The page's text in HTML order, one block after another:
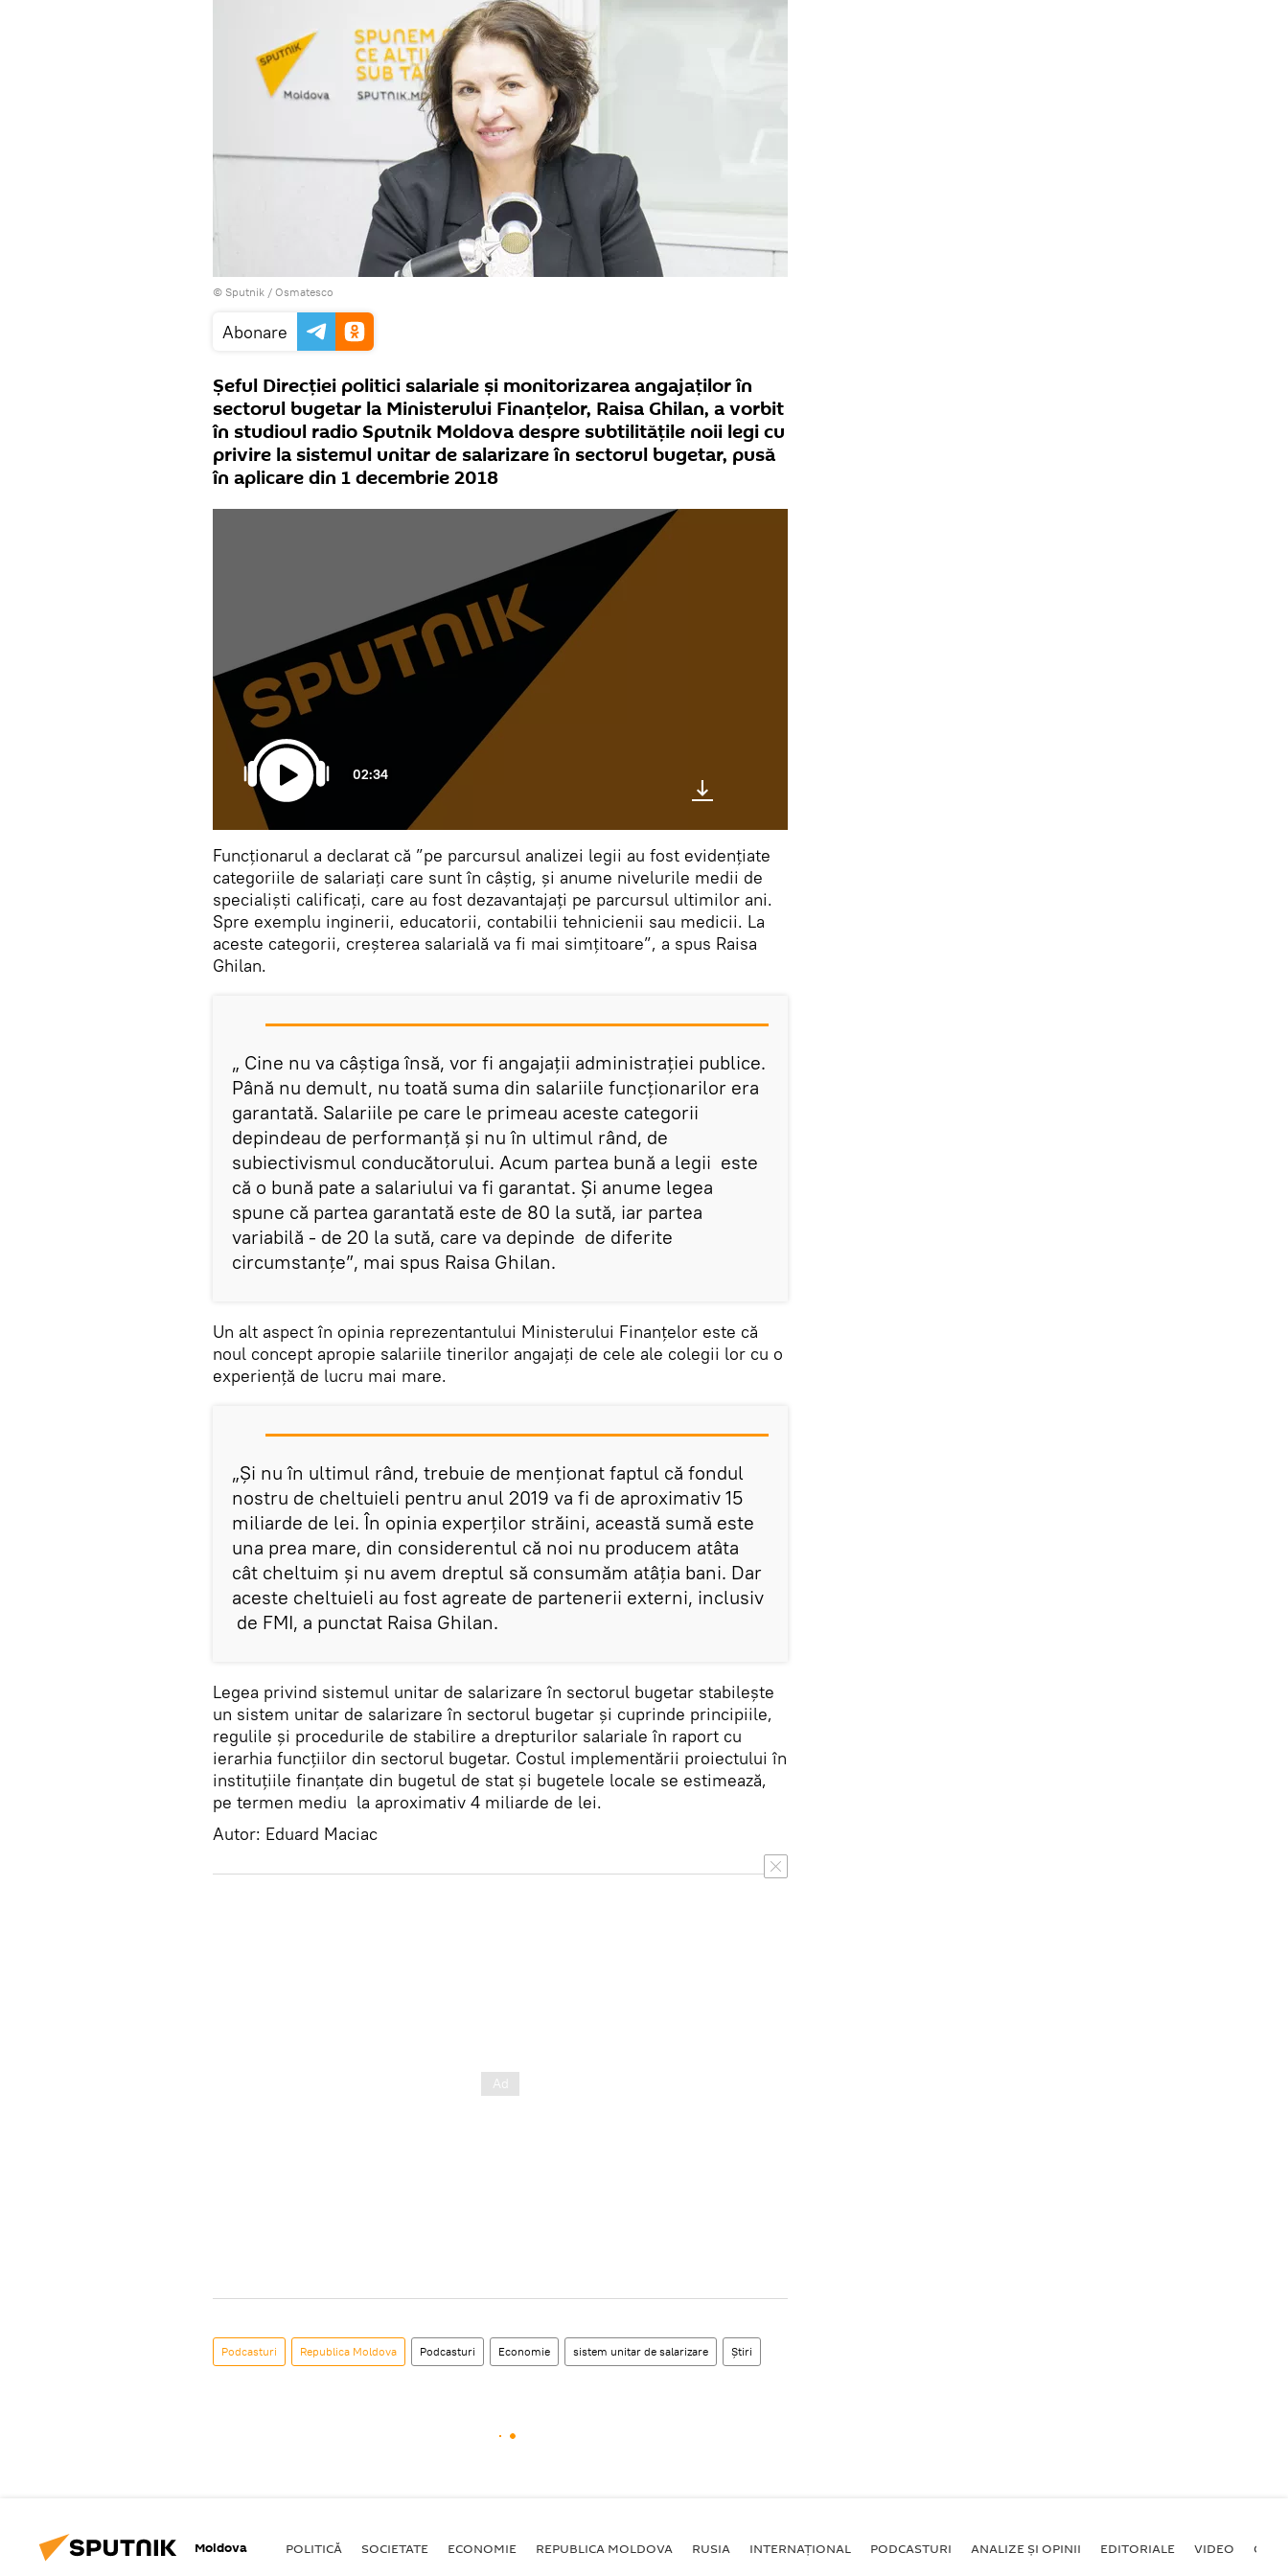
© Sputnik / Osmatesco
Abonare
Șeful Direcției politici salariale și monitorizarea angajaților în
sectorul bugetar la Ministerului Finanțelor, Raisa Ghilan, a vorbit
în studioul radio Sputnik Moldova despre subtilitățile noii legi cu
privire la sistemul unitar de salarizare în sectorul bugetar, pusă
în aplicare din 1 decembrie 2018
02:34
Funcționarul a declarat că ”pe parcursul analizei legii au fost evidențiate
categoriile de salariați care sunt în câștig, și anume nivelurile medii de
specialiști calificați, care au fost dezavantajați pe parcursul ultimilor ani.
Spre exemplu inginerii, educatorii, contabilii tehnicienii sau medicii. La
aceste categorii, creșterea salarială va fi mai simțitoare”, a spus Raisa
Ghilan.
„ Cine nu va câștiga însă, vor fi angajații administrației publice.
Până nu demult, nu toată suma din salariile funcționarilor era
garantată. Salariile pe care le primeau aceste categorii
depindeau de performanță și nu în ultimul rând, de
subiectivismul conducătorului. Acum partea bună a legii este
că o bună pate a salariului va fi garantat. Și anume legea
spune că partea garantată este de 80 la sută, iar partea
variabilă - de 20 la sută, care va depinde de diferite
circumstanțe”, mai spus Raisa Ghilan.
Un alt aspect în opinia reprezentantului Ministerului Finanțelor este că
noul concept apropie salariile tinerilor angajați de cele ale colegii lor cu o
experiență de lucru mai mare.
„Și nu în ultimul rând, trebuie de menționat faptul că fondul
nostru de cheltuieli pentru anul 2019 va fi de aproximativ 15
miliarde de lei. În opinia experților străini, această sumă este
una prea mare, din considerentul că noi nu producem atâta
cât cheltuim și nu avem dreptul să consumăm atâția bani. Dar
aceste cheltuieli au fost agreate de partenerii externi, inclusiv
de FMI, a punctat Raisa Ghilan.
Legea privind sistemul unitar de salarizare în sectorul bugetar stabilește
un sistem unitar de salarizare în sectorul bugetar și cuprinde principiile,
regulile şi procedurile de stabilire a drepturilor salariale în raport cu
ierarhia funcţiilor din sectorul bugetar. Costul implementării proiectului în
instituţiile finanţate din bugetul de stat şi bugetele locale se estimează,
pe termen mediu la aproximativ 4 miliarde de lei.
Autor: Eduard Maciac
Podcasturi Republica Moldova Podcasturi Economie sistem unitar de salarizare Știri
Moldova POLITICĂ SOCIETATE ECONOMIE REPUBLICA MOLDOVA RUSIA INTERNAȚIONAL PODCASTURI ANALIZE ȘI OPINII EDITORIALE VIDEO